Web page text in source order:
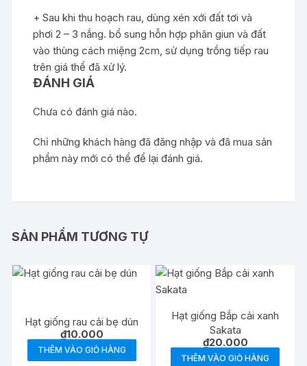
+ Sau khi thu hoạch rau, dùng xén xới đất tơi và
phơi 2 – 3 nắng. bổ sung hỗn hợp phân giun và đất
vào thùng cách miệng 2cm, sử dụng trồng tiếp rau
trên giá thể đã xử lý.
ĐÁNH GIÁ
Chưa có đánh giá nào.
Chỉ những khách hàng đã đăng nhập và đã mua sản
phẩm này mới có thể để lại đánh giá.
SẢN PHẨM TƯƠNG TỰ
Hạt giống rau cải bẹ dún
₫10.000
THÊM VÀO GIỎ HÀNG
Hạt giống Bắp cải xanh
Sakata
₫20.000
THÊM VÀO GIỎ HÀNG